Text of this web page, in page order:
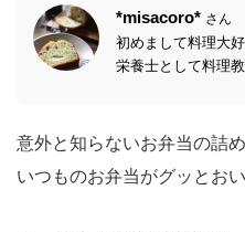
*misacoro* さん
初めまして料理大
栄養士として料理
意外と知らないお弁当の詰
いつものお弁当がグッとお